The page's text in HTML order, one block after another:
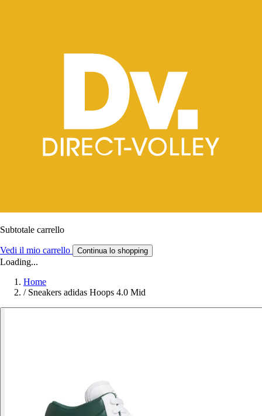
Subtotale carrello
Vedi il mio carrello Continua lo shopping
Loading...
Home
/ Sneakers adidas Hoops 4.0 Mid